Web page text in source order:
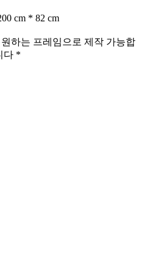
cm * 82 cm
하는 프레임으로 제작 가능합
다 *